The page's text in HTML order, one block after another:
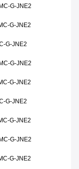
G-JNE2
G-JNE2
G-JNE2
G-JNE2
G-JNE2
G-JNE2
G-JNE2
G-JNE2
G-JNE2